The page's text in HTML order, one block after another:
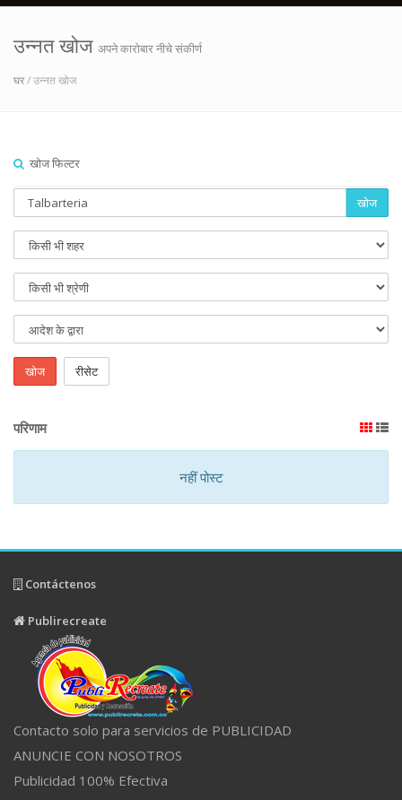
उन्नत खोज अपने कारोबार नीचे संकीर्ण
घर/ उन्नत खोज
खोज फिल्टर
खोज
खोज रीसेट
परिणाम
नहीं पोस्ट
Contáctenos
Publirecreate
Contacto solo para servicios de PUBLICIDAD
ANUNCIE CON NOSOTROS
Publicidad 100% Efectiva